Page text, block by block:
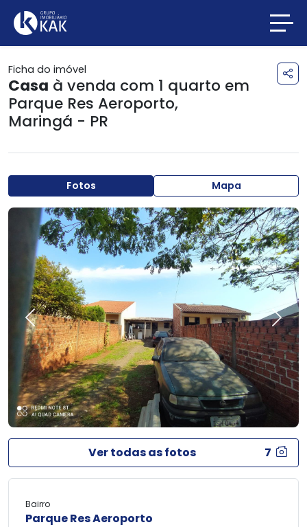
Ficha do imóvel
Casa à venda com 1 quarto em
Parque Res Aeroporto,
Maringá - PR
Fotos Mapa
Previous Next
Ver todas as fotos 7
Bairro
Parque Res Aeroporto